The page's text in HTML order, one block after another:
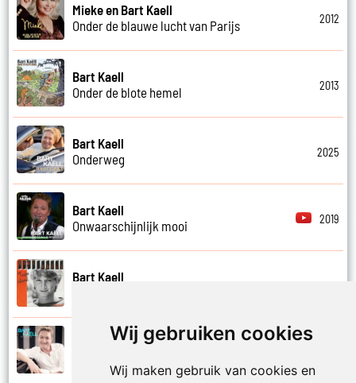
Wij gebruiken cookies
Wij maken gebruik van cookies en
Mieke en Bart Kaell
Onder de blauwe lucht van Parijs
2012
Bart Kaell
Onder de blote hemel
2013
Bart Kaell
Onderweg
2025
Bart Kaell
Onwaarschijnlijk mooi
2019
Bart Kaell
Bart Kaell